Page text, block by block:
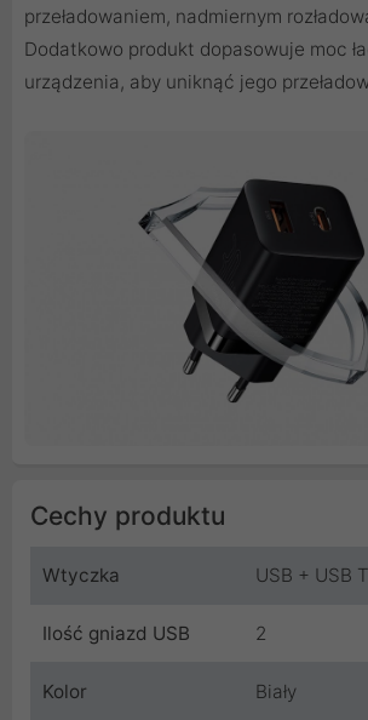
przeładowaniem, nadmiernym
Dodatkowo produkt dopasowuje moc
urządzenia, aby uniknąć jego
Cechy produktu
Wtyczka USB + USB
Ilość gniazd USB 2
Kolor Biały